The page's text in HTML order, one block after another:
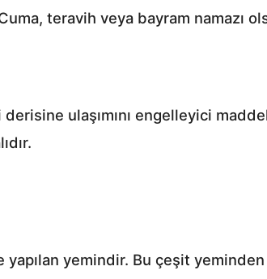
teravih veya bayram namazı
ulaşımını engelleyici
yapılan yemindir. Bu çeşit